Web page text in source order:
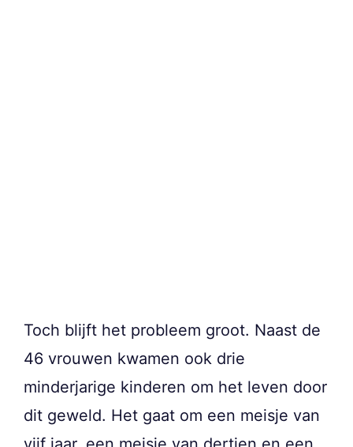
Toch blijft het probleem groot. Naast de
46 vrouwen kwamen ook drie
minderjarige kinderen om het leven door
dit geweld. Het gaat om een meisje van